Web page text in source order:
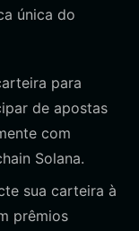
única do
para
de apostas
com
Solana.
sua carteira à
prêmios